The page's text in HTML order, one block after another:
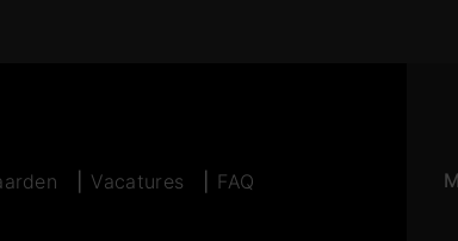
Vacatures FAQ